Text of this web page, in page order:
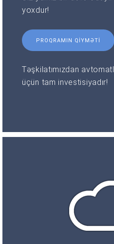
yoxdur!
PROQRAMIN QIYMƏTI
Təşkilatımızdan
üçün tam investisiyadır!